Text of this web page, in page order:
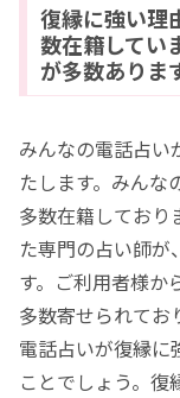
復縁に強い理
数在籍してい
が多数ありま
みんなの電話占い
たします。みんな
多数在籍しており
た専門の占い師が
す。ご利用者様か
多数寄せられてお
電話占いが復縁に
ことでしょう。復